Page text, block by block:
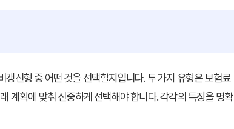
신형 중 어떤 것을 선택할지입니다. 두 가지 유형은 보험료
계획에 맞춰 신중하게 선택해야 합니다. 각각의 특징을 명확